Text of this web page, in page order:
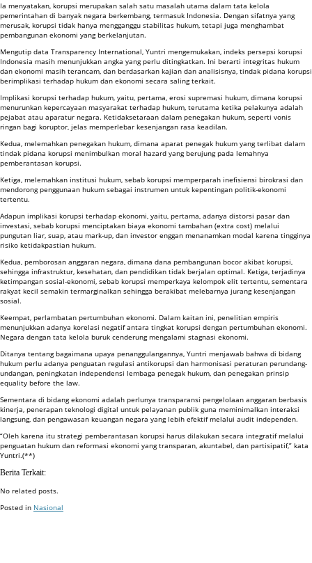
Ia menyatakan, korupsi merupakan salah satu masalah utama dalam tata kelola
pemerintahan di banyak negara berkembang, termasuk Indonesia. Dengan sifatnya yang
merusak, korupsi tidak hanya mengganggu stabilitas hukum, tetapi juga menghambat
pembangunan ekonomi yang berkelanjutan.
Mengutip data Transparency International, Yuntri mengemukakan, indeks persepsi korupsi
Indonesia masih menunjukkan angka yang perlu ditingkatkan. Ini berarti integritas hukum
dan ekonomi masih terancam, dan berdasarkan kajian dan analisisnya, tindak pidana korupsi
berimplikasi terhadap hukum dan ekonomi secara saling terkait.
Implikasi korupsi terhadap hukum, yaitu, pertama, erosi supremasi hukum, dimana korupsi
menurunkan kepercayaan masyarakat terhadap hukum, terutama ketika pelakunya adalah
pejabat atau aparatur negara. Ketidaksetaraan dalam penegakan hukum, seperti vonis
ringan bagi koruptor, jelas memperlebar kesenjangan rasa keadilan.
Kedua, melemahkan penegakan hukum, dimana aparat penegak hukum yang terlibat dalam
tindak pidana korupsi menimbulkan moral hazard yang berujung pada lemahnya
pemberantasan korupsi.
Ketiga, melemahkan institusi hukum, sebab korupsi memperparah inefisiensi birokrasi dan
mendorong penggunaan hukum sebagai instrumen untuk kepentingan politik-ekonomi
tertentu.
Adapun implikasi korupsi terhadap ekonomi, yaitu, pertama, adanya distorsi pasar dan
investasi, sebab korupsi menciptakan biaya ekonomi tambahan (extra cost) melalui
pungutan liar, suap, atau mark-up, dan investor enggan menanamkan modal karena tingginya
risiko ketidakpastian hukum.
Kedua, pemborosan anggaran negara, dimana dana pembangunan bocor akibat korupsi,
sehingga infrastruktur, kesehatan, dan pendidikan tidak berjalan optimal. Ketiga, terjadinya
ketimpangan sosial-ekonomi, sebab korupsi memperkaya kelompok elit tertentu, sementara
rakyat kecil semakin termarginalkan sehingga berakibat melebarnya jurang kesenjangan
sosial.
Keempat, perlambatan pertumbuhan ekonomi. Dalam kaitan ini, penelitian empiris
menunjukkan adanya korelasi negatif antara tingkat korupsi dengan pertumbuhan ekonomi.
Negara dengan tata kelola buruk cenderung mengalami stagnasi ekonomi.
Ditanya tentang bagaimana upaya penanggulangannya, Yuntri menjawab bahwa di bidang
hukum perlu adanya penguatan regulasi antikorupsi dan harmonisasi peraturan perundang-
undangan, peningkatan independensi lembaga penegak hukum, dan penegakan prinsip
equality before the law.
Sementara di bidang ekonomi adalah perlunya transparansi pengelolaan anggaran berbasis
kinerja, penerapan teknologi digital untuk pelayanan publik guna meminimalkan interaksi
langsung, dan pengawasan keuangan negara yang lebih efektif melalui audit independen.
“Oleh karena itu strategi pemberantasan korupsi harus dilakukan secara integratif melalui
penguatan hukum dan reformasi ekonomi yang transparan, akuntabel, dan partisipatif,” kata
Yuntri.(**)
Berita Terkait:
No related posts.
Posted in Nasional